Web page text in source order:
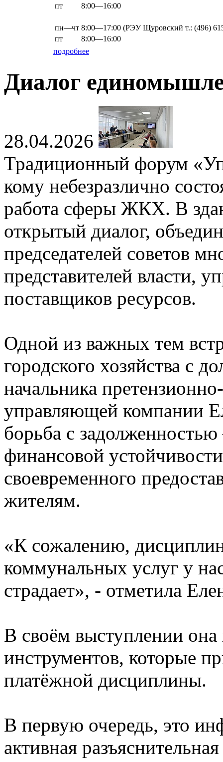
пт
8:00—16:00
пн—чт 8:00—17:00 (РЭУ Щуровский т.: (496)
пт
8:00—16:00
подробнее
Диалог
28.04.2026
Традиционный форум
кому небезразлично
работа сферы ЖКХ. В
открытый диалог,
председателей советов
представителей власти,
поставщиков ресурсов.
Одной из важных тем
городского хозяйства с
начальника
управляющей компании
борьба с
финансовой
своевременного
жителям.
«К сожалению,
коммунальных услуг у
страдает», - отметила
В своём выступлении
инструментов, которые
платёжной дисциплины.
В первую очередь, это
активная